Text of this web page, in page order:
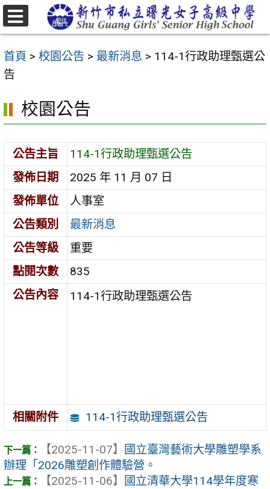
跳
至
要
內
區
首頁 > 校園公告 > 最新消息 > 114-1行政助理甄選公
告
校園公告
公告主旨
114-1行政助理甄選公告
發佈日期
2025 年 11 月 07 日
發佈單位
人事室
公告類別
最新消息
公告等級
重要
點閱次數
835
公告內容
114-1行政助理甄選公告
相關附件 114-1行政助理甄選公告
【2025-11-07】
國立臺灣藝術大學雕塑學系
辦理「2026雕塑創作體驗營。
【2025-11-06】
國立清華大學114學年度寒
選
單